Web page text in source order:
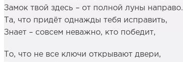
Замок твой здесь – от полной луны направо.
Та, что придёт однажды тебя исправить,
Знает – совсем неважно, кто победит,
То, что не все ключи открывают двери,